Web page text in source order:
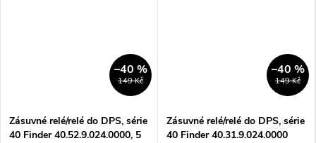
149 Kč
–40 %
Zásuvné relé/relé do DPS, série
40 Finder 40.52.9.024.0000, 5
149 Kč
–40 %
Zásuvné relé/relé do DPS, série
40 Finder 40.31.9.024.0000